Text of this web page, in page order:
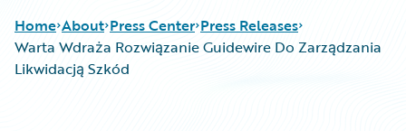
Home About Press Center Press Releases
Warta Wdraża Rozwiązanie Guidewire Do Zarządzania
Likwidacją Szkód